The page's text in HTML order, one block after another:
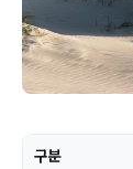
구분